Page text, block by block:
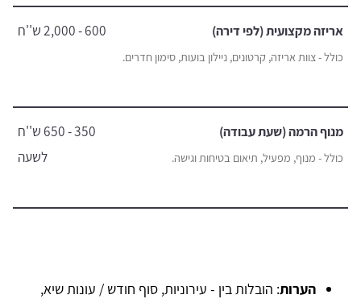
אריזה מקצועית (לפי דירה)
כולל - צוות אריזה, קרטונים, ניילון בועות, סימון חדרים.
600 - 2,000 ש''ח
מנוף הרמה (שעת עבודה)
כולל - מנוף, מפעיל, תיאום בטיחות וגישה.
350 - 650 ש''ח
לשעה
הערות: הובלות בין - עירוניות, סוף חודש / עונות שיא,